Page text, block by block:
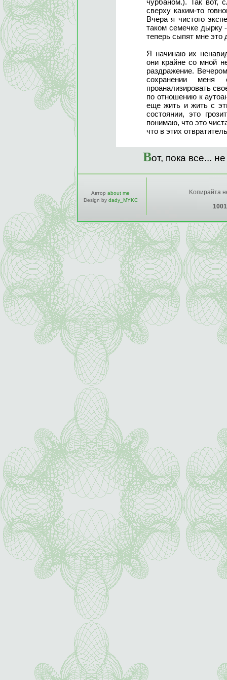
чурбаном.). Так
сверху каким-то
Вчера я чистого
таком семечке дырку
теперь сыпят мне это
Я начинаю их
они крайне со мной
раздражение.
сохранении меня
проанализировать
по отношению к
еще жить и жить с
состоянии, это
понимаю, что это
что в этих
Вот, пока все...
Автор about me
Design by dady_MYKC
Kопирайта